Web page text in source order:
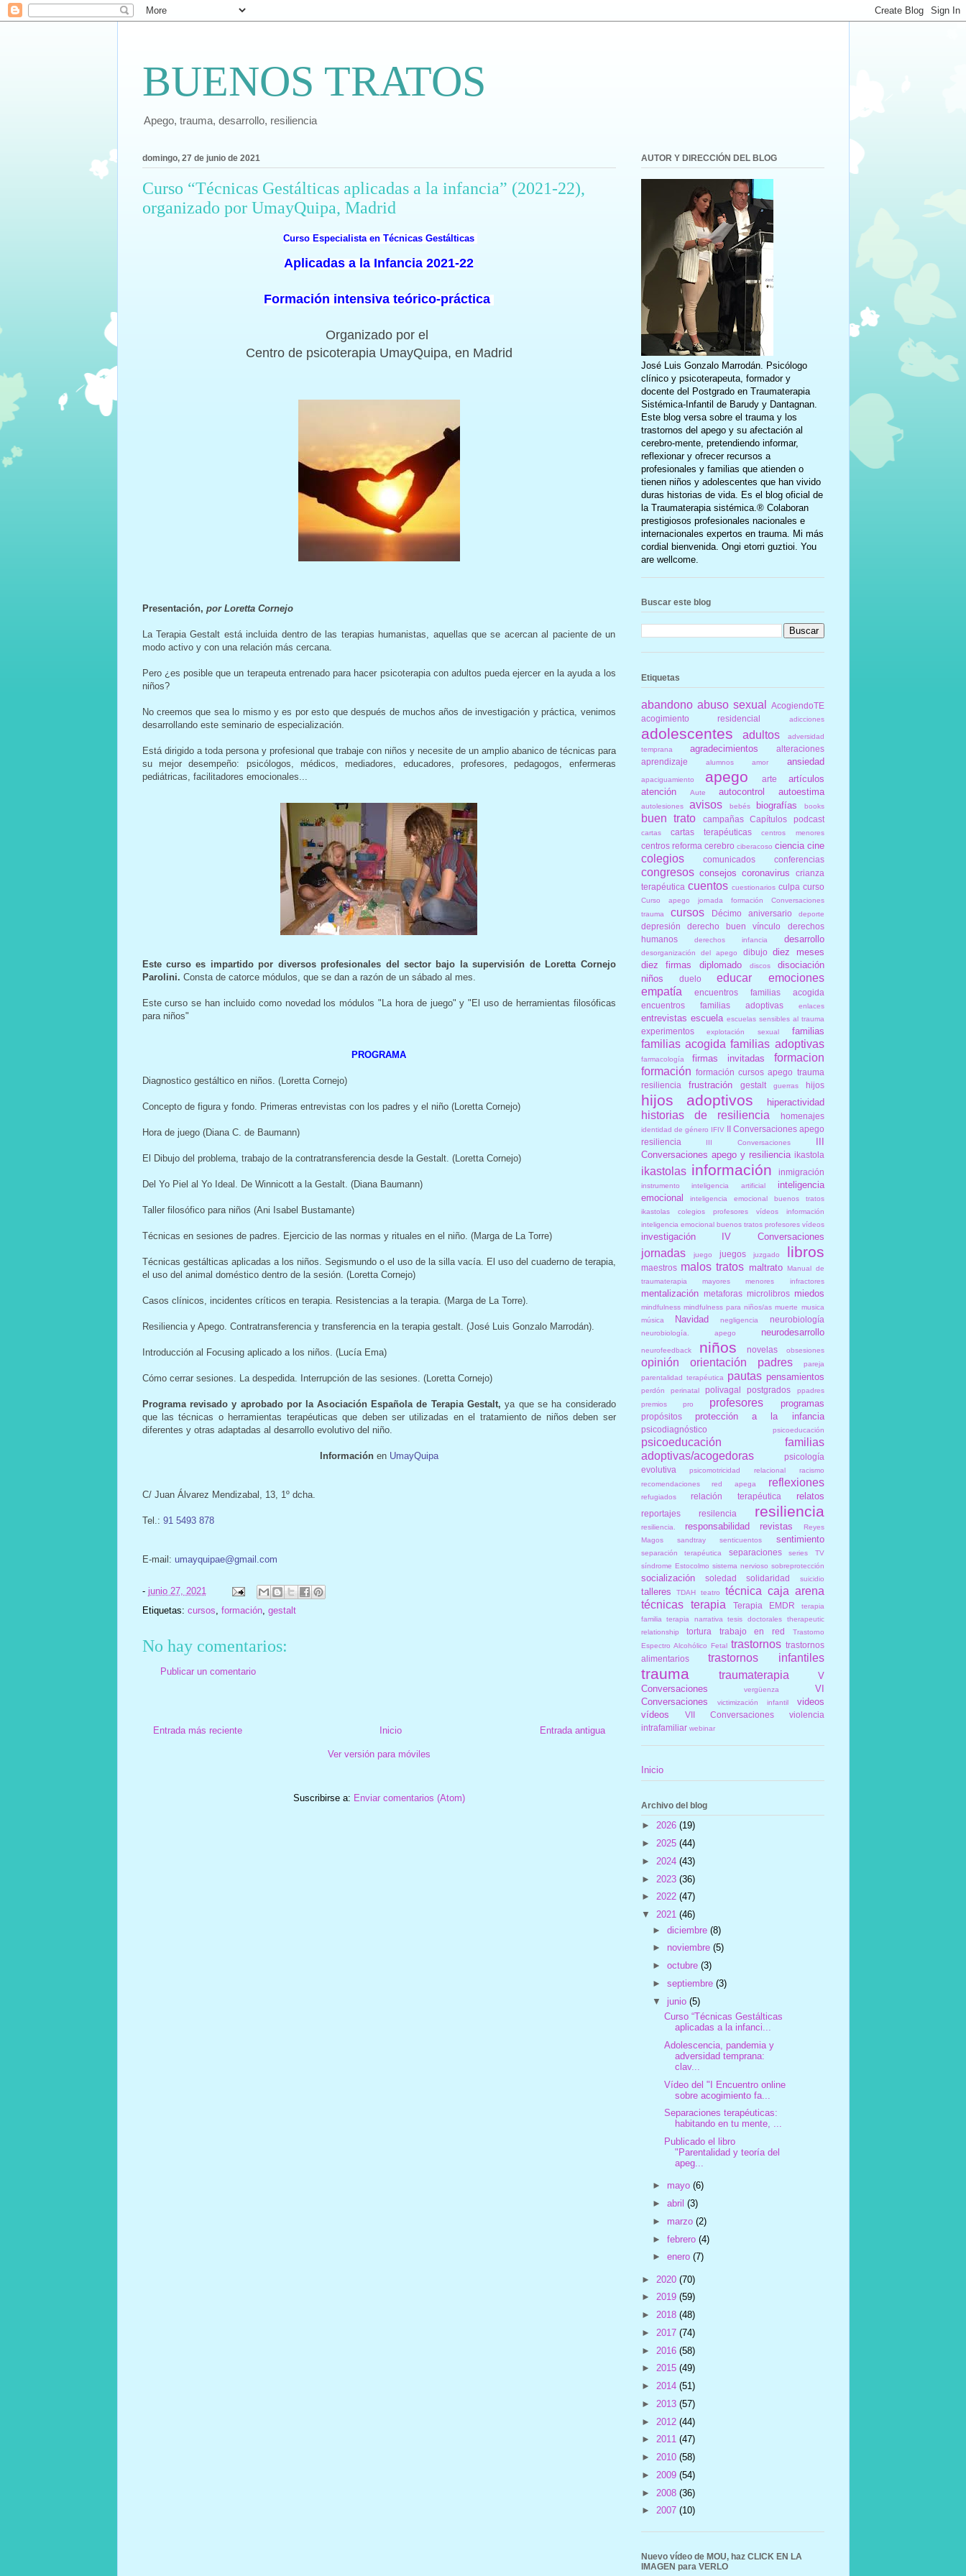
BUENOS TRATOS
Apego, trauma, desarrollo, resiliencia
domingo, 27 de junio de 2021
Curso “Técnicas Gestálticas aplicadas a la infancia” (2021-22),
organizado por UmayQuipa, Madrid
Curso Especialista en Técnicas Gestálticas
Aplicadas a la Infancia 2021-22
Formación intensiva teórico-práctica
Organizado por el
Centro de psicoterapia UmayQuipa, en Madrid
Presentación, por Loretta Cornejo
La Terapia Gestalt está incluida dentro de las terapias humanistas, aquellas que se acercan al paciente de un
modo activo y con una relación más cercana.
Pero ¿es posible que un terapeuta entrenado para hacer psicoterapia con adultos pueda ejercer en la ayuda a los
niños?
No creemos que sea lo mismo y es por esto que después de muchos años de investigación y práctica, venimos
desarrollando este seminario de especialización.
Está dirigido a toda persona y profesional que trabaje con niños y necesite de un amplio abanico de técnicas para
su mejor desempeño: psicólogos, médicos, mediadores, educadores, profesores, pedagogos, enfermeras
pediátricas, facilitadores emocionales...
Este curso es impartido por diversos profesionales del sector bajo la supervisión de Loretta Cornejo
Parolini. Consta de catorce módulos, que se dan a razón de un sábado al mes.
Este curso se han incluido como novedad los módulos "La hora de juego" y "El uso de herramientas filosóficas
para niños"
PROGRAMA
Diagnostico gestáltico en niños. (Loretta Cornejo)
Concepto de figura y fondo. Primeras entrevistas con los padres y el niño (Loretta Cornejo)
Hora de juego (Diana C. de Baumann)
El Dibujo del problema, trabajo de la contratransferencia desde la Gestalt. (Loretta Cornejo)
Del Yo Piel al Yo Ideal. De Winnicott a la Gestalt. (Diana Baumann)
Taller filosófico para niños (Ani Isabel Bustamante)
Técnicas en sesiones de padres. Ejercicio de las normas y rituales en el niño. (Marga de La Torre)
Técnicas gestálticas aplicadas a los niños. Segismundo o el uso de la silla vacía. El uso del cuaderno de terapia,
el uso del animal doméstico dentro de la sesión. (Loretta Cornejo)
Casos clínicos, incidentes críticos en terapia. Resistencias a la terapia. (Marga de La Torre).
Resiliencia y Apego. Contratransferencia y transferencia en la terapia gestalt. (José Luis Gonzalo Marrodán).
Introducción al Focusing aplicado a los niños. (Lucía Ema)
Cómo cerrar sesiones. La despedida. Interrupción de las sesiones. (Loretta Cornejo)
Programa revisado y aprobado por la Asociación Española de Terapia Gestalt, ya que se ha considerado
que las técnicas o herramientas terapéuticas que deben ser utilizadas en el tratamiento de niños deben ser
diferentes y otras adaptadas al desarrollo evolutivo del niño.
Informaciónen UmayQuipa
C/ Juan Álvarez Mendizabal, 13, 1º dcha.
Tel.: 91 5493 878
E-mail: umayquipae@gmail.com
- junio 27, 2021
Etiquetas: cursos formación, gestalt
No hay comentarios:
Publicar un comentario
Entrada más reciente Entrada antigua
Inicio
Ver versión para móviles
Suscribirse a: Enviar comentarios (Atom)
AUTOR Y DIRECCIÓN DEL BLOG
José Luis Gonzalo Marrodán. Psicólogo
clínico y psicoterapeuta, formador y
docente del Postgrado en Traumaterapia
Sistémica-Infantil de Barudy y Dantagnan.
Este blog versa sobre el trauma y los
trastornos del apego y su afectación al
cerebro-mente, pretendiendo informar,
reflexionar y ofrecer recursos a
profesionales y familias que atienden o
tienen niños y adolescentes que han vivido
duras historias de vida. Es el blog oficial de
la Traumaterapia sistémica.® Colaboran
prestigiosos profesionales nacionales e
internacionales expertos en trauma. Mi más
cordial bienvenida. Ongi etorri guztioi. You
are wellcome.
Buscar este blog
Etiquetas
abandono abuso sexual
AcogiendoTE
acogimiento residencial
adicciones
adolescentes adultos
adversidad
temprana
agradecimientos
alteraciones
aprendizaje
alumnos amor ansiedad
apaciguamiento apego arte
artículos
atención
Aute autocontrol autoestima
autolesiones avisos bebés biografías books
buen trato campañas Capítulos podcast
cartas cartas terapéuticas centros menores
centros reforma cerebro ciberacoso ciencia cine
colegios comunicados conferencias
congresos consejos coronavirus
crianza
terapéutica cuentos cuestionarios culpa curso
Curso apego jornada formación Conversaciones
trauma
cursos Décimo aniversario deporte
depresión derecho buen vínculo
derechos
humanos
derechos infancia desarrollo
desorganización del apego dibujo diez meses
diez firmas
diplomado discos
disociación
niños
duelo educar
emociones
empatía
encuentros familias acogida
encuentros familias adoptivas
enlaces
entrevistas escuela escuelas sensibles al trauma
experimentos explotación sexual familias
familias acogida familias adoptivas
farmacología firmas invitadas
formacion
formación formación cursos apego trauma
resiliencia
frustración gestalt guerras hijos
hijos adoptivos hiperactividad
historias de resiliencia homenajes
identidad de género IFIV II Conversaciones apego
resiliencia
III Conversaciones
III
Conversaciones apego y resiliencia ikastola
ikastolas información inmigración
instrumento inteligencia artificial
inteligencia
emocional
inteligencia emocional buenos tratos
ikastolas colegios profesores vídeos información
inteligencia emocional buenos tratos profesores vídeos
investigación IV Conversaciones
jornadas juego juegos juzgado libros
maestros malos tratos maltrato Manual de
traumaterapia
mayores menores infractores
mentalización metaforas microlibros miedos
mindfulness mindfulness para niños/as muerte musica
música
Navidad negligencia neurobiología
neurobiología. apego neurodesarrollo
neurofeedback niños novelas obsesiones
opinión orientación padres
pareja
parentalidad terapéutica
pautas pensamientos
perdón perinatal polivagal postgrados
ppadres
premios
pro profesores programas
propósitos protección a la infancia
psicodiagnóstico psicoeducación
psicoeducación familias
adoptivas/acogedoras
psicología
evolutiva
psicomotricidad relacional
racismo
recomendaciones
red apega reflexiones
refugiados relación terapéutica relatos
reportajes resilencia resiliencia
resiliencia. responsabilidad revistas
Reyes
Magos
sandtray senticuentos sentimiento
separación terapéutica separaciones
series TV
síndrome Estocolmo sistema nervioso sobreprotección
socialización soledad solidaridad suicidio
talleres TDAH teatro
técnica caja arena
técnicas
terapia Terapia EMDR
terapia
familia
terapia narrativa tesis doctorales
therapeutic
relationship
tortura trabajo en red
Trastorno
Espectro Alcohólico Fetal trastornos trastornos
alimentarios
trastornos infantiles
trauma traumaterapia
V
Conversaciones
vergüenza
VI
Conversaciones
victimización infantil
videos
vídeos
VII Conversaciones
violencia
intrafamiliar webinar
Inicio
Archivo del blog
► 2026 (19)
► 2025 (44)
► 2024 (43)
► 2023 (36)
► 2022 (47)
▼ 2021 (46)
►diciembre(8)
► noviembre(5)
►octubre(3)
►septiembre(3)
▼junio(5)
Curso “Técnicas Gestálticas
aplicadas a la infanci...
Adolescencia, pandemia y
adversidad temprana:
clav...
Vídeo del "I Encuentro online
sobre acogimiento fa...
Separaciones terapéuticas:
habitando en tu mente, ...
Publicado el libro
"Parentalidad y teoría del
apeg...
► mayo(6)
►abril(3)
► marzo(2)
►febrero(4)
►enero(7)
► 2020 (70)
► 2019 (59)
► 2018 (48)
► 2017 (74)
► 2016 (58)
► 2015 (49)
► 2014 (51)
► 2013 (57)
► 2012 (44)
► 2011 (47)
► 2010 (58)
► 2009 (54)
► 2008 (36)
► 2007 (10)
Nuevo vídeo de MOU, haz CLICK EN LA
IMAGEN para VERLO